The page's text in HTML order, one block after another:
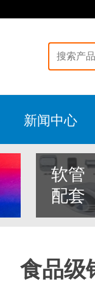
新闻中心
软管
配套
食品级